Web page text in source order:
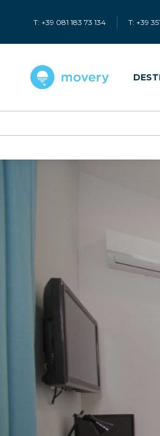
T: +39 081 183 73 134 T: +39